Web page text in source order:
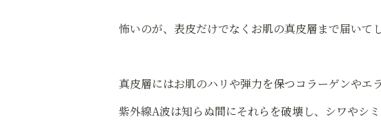
怖いのが、表皮だけでなくお肌の真皮層まで届いて
真皮層にはお肌のハリや弾力を保つコラーゲンやエ
紫外線A波は知らぬ間にそれらを破壊し、シワやシ